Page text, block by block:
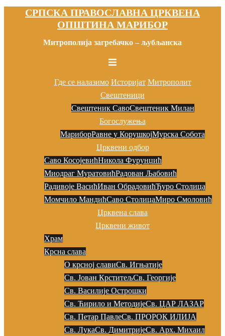
СРПСКА ПРАВОСЛАВНА ЦРКВЕНА
ОПШТИНА МАРИБОР
Митрополија загребачко – љубљанска
Toggle
Где се налазимо Историјат Митрополит
Свештеници
Свештеник СавоСвештеник Милан
Богослужења
МариборРавне у КорушкојМурска Собота
Црквени одбор
Саво КосојевићНикола Фурунџић
Миодраг МуратовићРадован Љaбовић
Радивоје ВасићИван ОбрадовићЂуро Столица
Момчило МандићСаво СтолицаМиро Смоловић
Црквена слава
Црквени живот
Храм
Крсна слава
О крсној славиСв. Игњатије
Св. Јован КрститељСв. Георгије
Св. Василије Острошки
Св. Ћирило и МетодијеСв. ЦАР ЛАЗАР
Св. Петар ПавлеСв. ПРОРОК ИЛИЈА
Св. ЛукаСв. ДимитријеСв. Арх. Михаил